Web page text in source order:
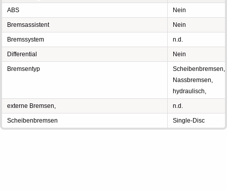
ABS Nein
Bremsassistent Nein
Bremssystem n.d.
Differential Nein
Bremsentyp
Scheibenbremsen,
Nassbremsen,
hydraulisch,
externe Bremsen, n.d.
Scheibenbremsen Single-Disc